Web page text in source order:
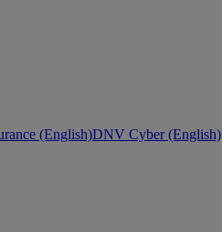
(English)DNV Cyber (English)